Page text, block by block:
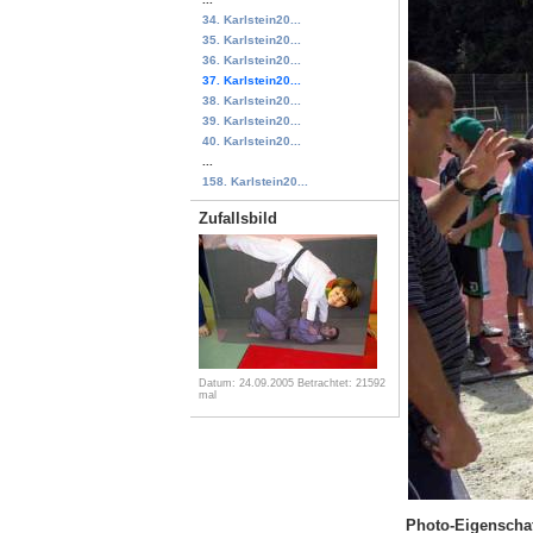
34. Karlstein20...
35. Karlstein20...
36. Karlstein20...
37. Karlstein20...
38. Karlstein20...
39. Karlstein20...
40. Karlstein20...
158. Karlstein20...
Zufallsbild
Datum: 24.09.2005 Betrachtet: 21592
mal
Photo-